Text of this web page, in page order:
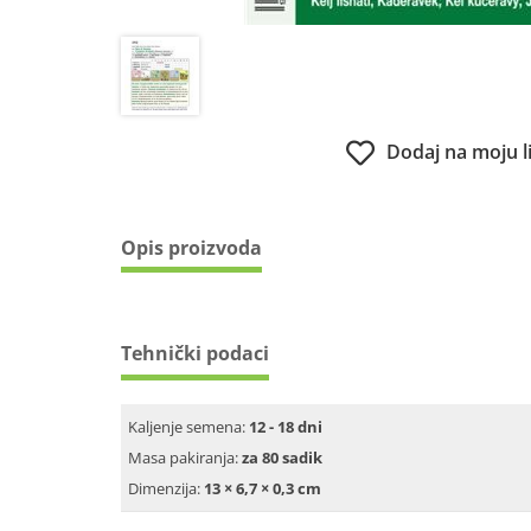
Dodaj na moju
Opis proizvoda
Tehnički podaci
Kaljenje semena: 12 - 18 dni
Masa pakiranja:za 80 sadik
Dimenzija: 13 × 6,7 × 0,3 cm